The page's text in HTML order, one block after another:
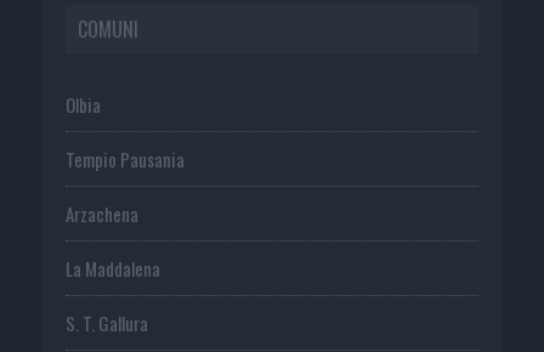
COMUNI
Olbia
Tempio Pausania
Arzachena
La Maddalena
S. T. Gallura